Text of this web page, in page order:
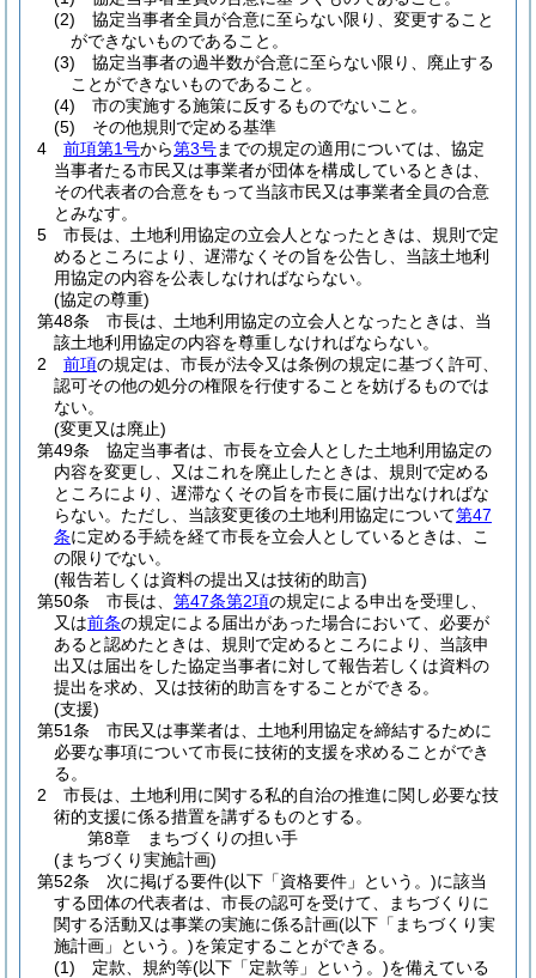
(2)
協定当事者全員が合意に至らない限り、変更すること
ができないものであること。
(3)
協定当事者の過半数が合意に至らない限り、廃止する
ことができないものであること。
(4)
市の実施する施策に反するものでないこと。
(5)
その他規則で定める基準
4
前項第1号から第3号までの規定の適用については、協定
当事者たる市民又は事業者が団体を構成しているときは、
その代表者の合意をもって当該市民又は事業者全員の合意
とみなす。
5
市長は、土地利用協定の立会人となったときは、規則で定
めるところにより、遅滞なくその旨を公告し、当該土地利
用協定の内容を公表しなければならない。
(協定の尊重)
第48条
市長は、土地利用協定の立会人となったときは、当
該土地利用協定の内容を尊重しなければならない。
2
前項の規定は、市長が法令又は条例の規定に基づく許可、
認可その他の処分の権限を行使することを妨げるものでは
ない。
(変更又は廃止)
第49条
協定当事者は、市長を立会人とした土地利用協定の
内容を変更し、又はこれを廃止したときは、規則で定める
ところにより、遅滞なくその旨を市長に届け出なければな
らない。 ただし、当該変更後の土地利用協定について第47
条に定める手続を経て市長を立会人としているときは、こ
の限りでない。
(報告若しくは資料の提出又は技術的助言)
第50条
市長は、 第47条第2項の規定による申出を受理し、
又は前条の規定による届出があった場合において、必要が
あると認めたときは、規則で定めるところにより、当該申
出又は届出をした協定当事者に対して報告若しくは資料の
提出を求め、又は技術的助言をすることができる。
(支援)
第51条
市民又は事業者は、土地利用協定を締結するために
必要な事項について市長に技術的支援を求めることができ
る。
2
市長は、土地利用に関する私的自治の推進に関し必要な技
術的支援に係る措置を講ずるものとする。
第8章
まちづくりの担い手
(まちづくり実施計画)
第52条
次に掲げる要件(以下「資格要件」という。)に該当
する団体の代表者は、市長の認可を受けて、まちづくりに
関する活動又は事業の実施に係る計画(以下「まちづくり実
施計画」という。)を策定することができる。
(1)
定款、規約等(以下「定款等」という。)を備えている